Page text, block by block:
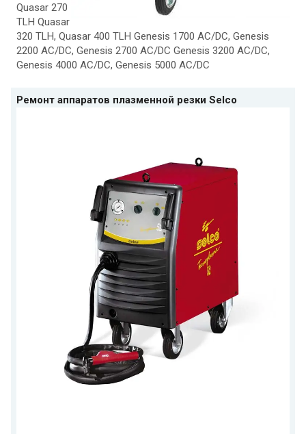
Quasar 270
TLH Quasar
320 TLH, Quasar 400 TLH Genesis 1700 AC/DC, Genesis
2200 AC/DC, Genesis 2700 AC/DC Genesis 3200 AC/DC,
Genesis 4000 AC/DC, Genesis 5000 AC/DC
Ремонт аппаратов плазменной резки Selco